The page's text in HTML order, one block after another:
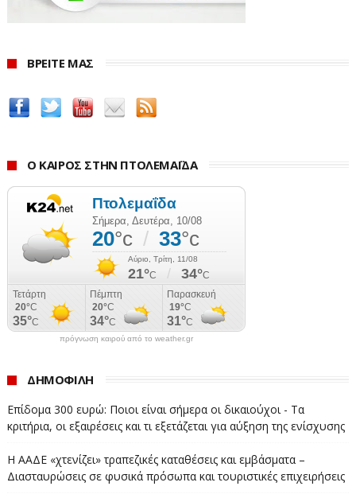
ΒΡΕΙΤΕ ΜΑΣ
Ο ΚΑΙΡΟΣ ΣΤΗΝ ΠΤΟΛΕΜΑΪΔΑ
πρόγνωση καιρού από το weather.gr
ΔΗΜΟΦΙΛΗ
Επίδομα 300 ευρώ: Ποιοι είναι σήμερα οι δικαιούχοι - Τα
κριτήρια, οι εξαιρέσεις και τι εξετάζεται για αύξηση της ενίσχυσης
Η ΑΑΔΕ «χτενίζει» τραπεζικές καταθέσεις και εμβάσματα –
Διασταυρώσεις σε φυσικά πρόσωπα και τουριστικές επιχειρήσεις